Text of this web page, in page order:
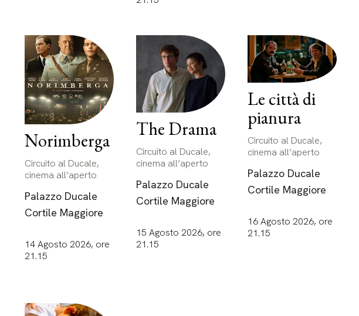
Norimberga
Circuito al Ducale,
cinema all’aperto
Palazzo Ducale
Cortile Maggiore
14 Agosto 2026, ore
21.15
The Drama
Circuito al Ducale,
cinema all’aperto
Palazzo Ducale
Cortile Maggiore
15 Agosto 2026, ore
21.15
Le città di
pianura
Circuito al Ducale,
cinema all’aperto
Palazzo Ducale
Cortile Maggiore
16 Agosto 2026, ore
21.15